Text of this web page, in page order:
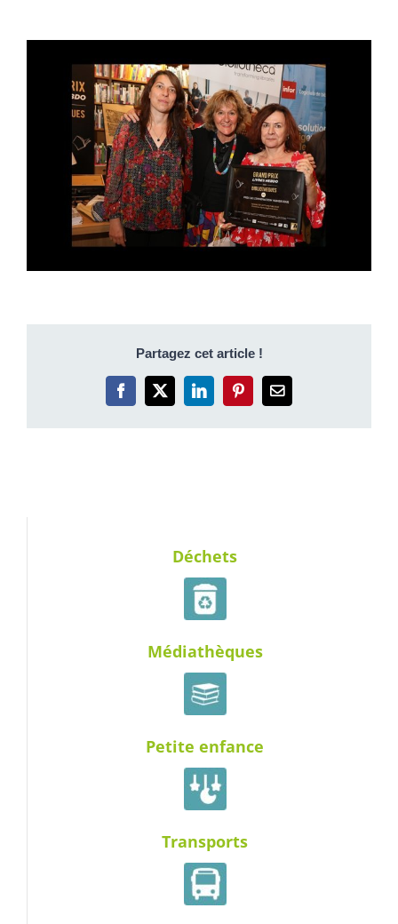
Partagez cet article !
Facebook
X LinkedInPinterestEmail
Déchets
Médiathèques
Petite enfance
Transports